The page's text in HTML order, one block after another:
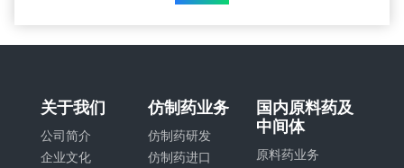
关于我们
公司简介
企业文化
仿制药业务
仿制药研发
仿制药进口
国内原料药及
中间体
原料药业务